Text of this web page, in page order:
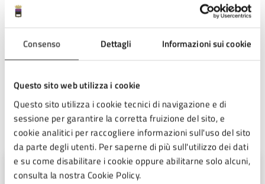
Consenso Dettagli Informazioni sui cookie
Questo sito web utilizza i cookie
Questo sito utilizza i cookie tecnici di navigazione e di
sessione per garantire la corretta fruizione del sito, e
cookie analitici per raccogliere informazioni sull'uso del sito
da parte degli utenti. Per saperne di più sull'utilizzo dei dati
e su come disabilitare i cookie oppure abilitarne solo alcuni,
consulta la nostra Cookie Policy.
La seduta si può visionare in diretta streaming al sito:htt
Filippo Rossini
A cura di
Servizio Servizi amministrativi e